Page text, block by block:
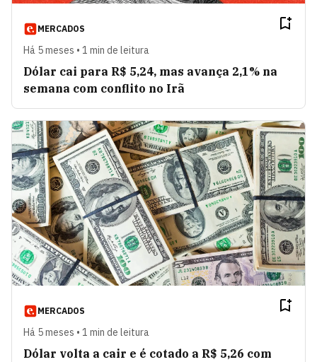
MERCADOS
Há 5 meses • 1 min de leitura
Dólar cai para R$ 5,24, mas avança 2,1% na
semana com conflito no Irã
MERCADOS
Há 5 meses • 1 min de leitura
Dólar volta a cair e é cotado a R$ 5,26 com